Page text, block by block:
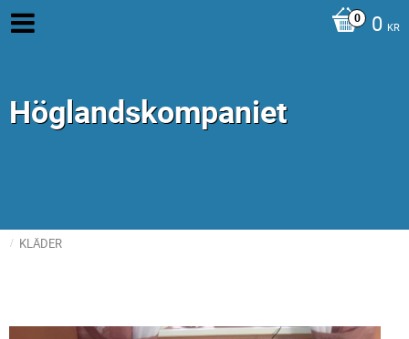
0 KR
Höglandskompaniet
KLÄDER